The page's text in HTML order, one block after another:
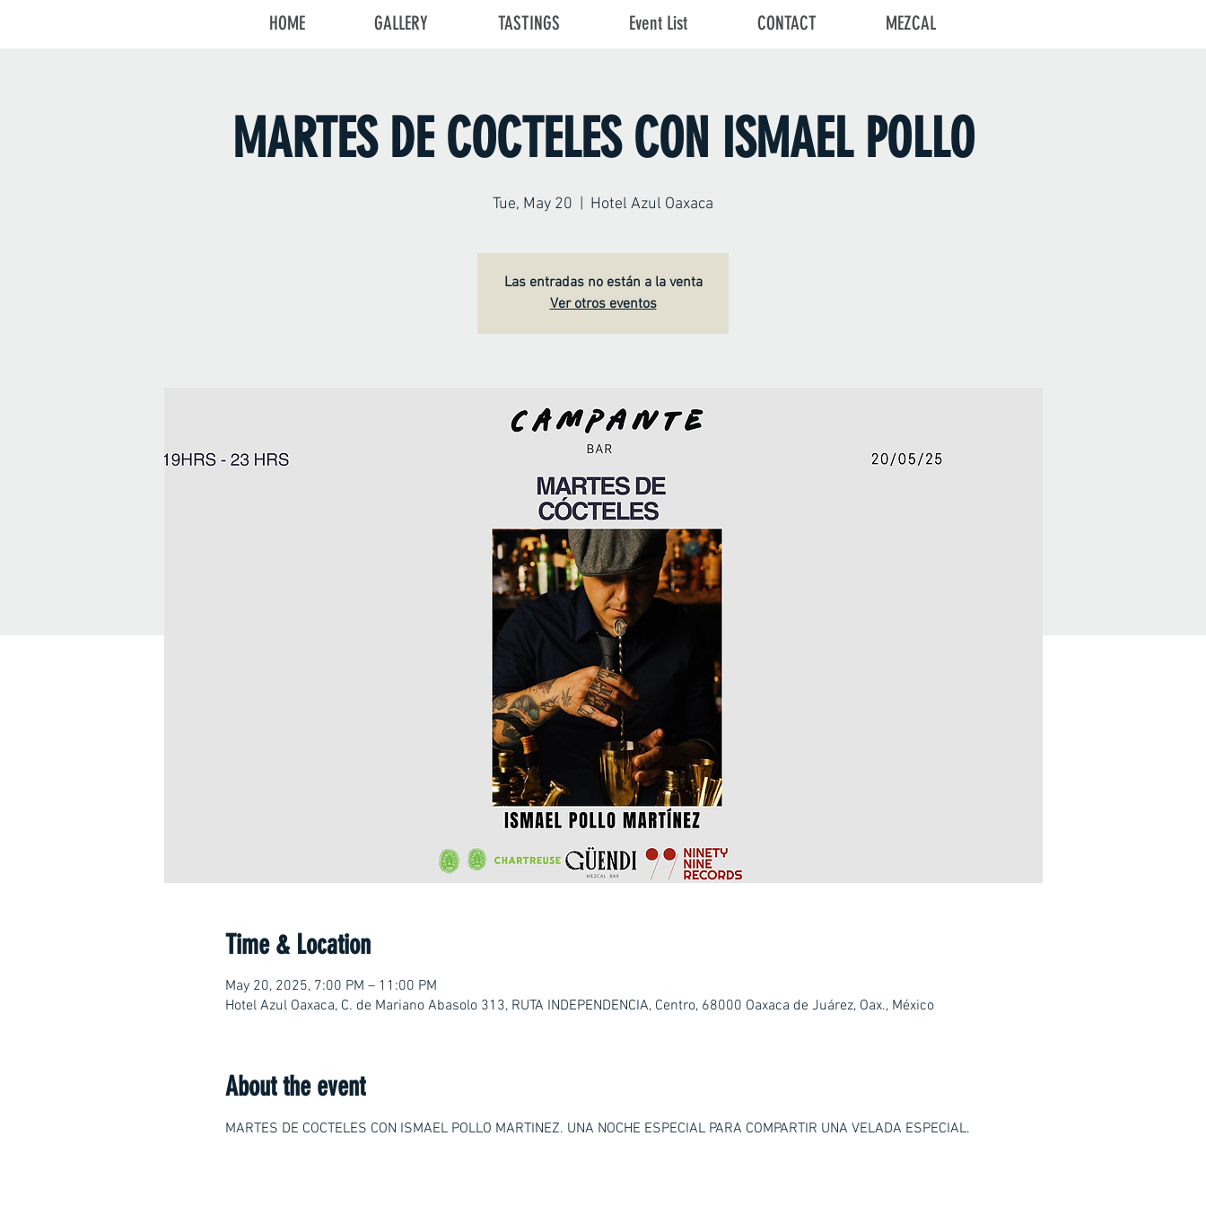
HOME GALLERY TASTINGS Event List CONTACT MEZCAL
MARTES DE COCTELES CON ISMAEL POLLO
Tue, May 20 Hotel Azul Oaxaca
Las entradas no están a la venta
Ver otros eventos
Time & Location
May 20, 2025, 7:00 PM – 11:00 PM
Hotel Azul Oaxaca, C. de Mariano Abasolo 313, RUTA INDEPENDENCIA, Centro, 68000 Oaxaca de Juárez, Oax., México
About the event
MARTES DE COCTELES CON ISMAEL POLLO MARTINEZ. UNA NOCHE ESPECIAL PARA COMPARTIR UNA VELADA ESPECIAL.